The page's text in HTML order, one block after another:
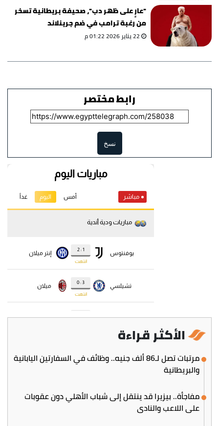
"عارٍ على ظهر دب"، صحيفة بريطانية تسخر
من رغبة ترامب في ضم جرينلاند
22 يناير 2026 01:22 م
رابط مختصر
نسخ
الأكثر قراءة
مرتبات تصل لـ86 ألف جنيه.. وظائف في السفارتين اليابانية
والبريطانية
مفاجأة.. بيزيرا قد ينتقل إلى شباب الأهلي دون عقوبات
على اللاعب والنادي